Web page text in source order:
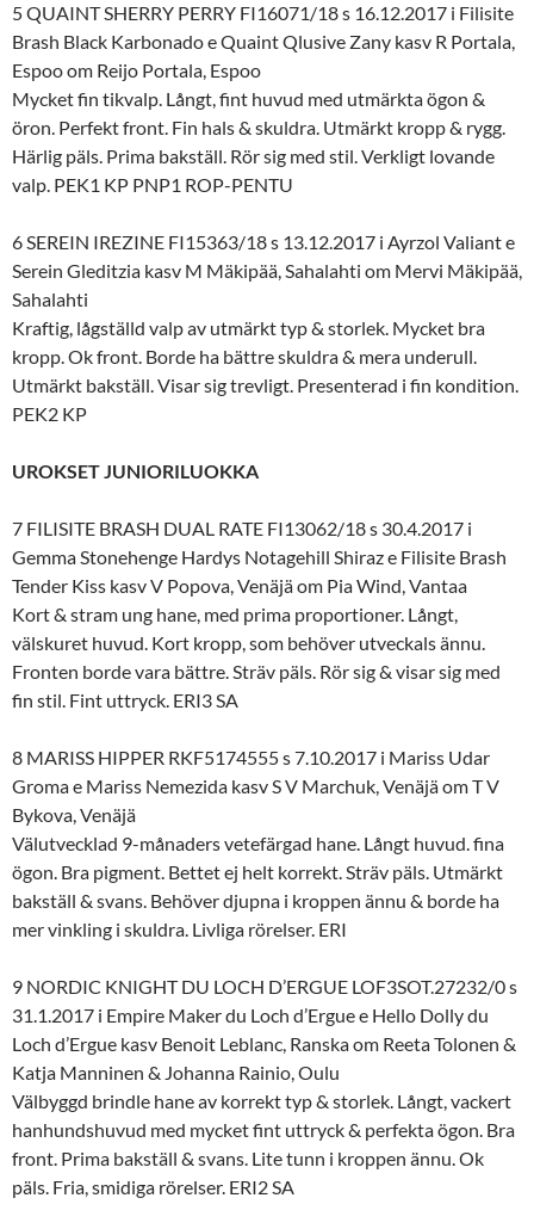
5 QUAINT SHERRY PERRY FI16071/18 s 16.12.2017 i Filisite
Brash Black Karbonado e Quaint Qlusive Zany kasv R Portala,
Espoo om Reijo Portala, Espoo
Mycket fin tikvalp. Långt, fint huvud med utmärkta ögon &
öron. Perfekt front. Fin hals & skuldra. Utmärkt kropp & rygg.
Härlig päls. Prima bakställ. Rör sig med stil. Verkligt lovande
valp. PEK1 KP PNP1 ROP-PENTU
6 SEREIN IREZINE FI15363/18 s 13.12.2017 i Ayrzol Valiant e
Serein Gleditzia kasv M Mäkipää, Sahalahti om Mervi Mäkipää,
Sahalahti
Kraftig, lågställd valp av utmärkt typ & storlek. Mycket bra
kropp. Ok front. Borde ha bättre skuldra & mera underull.
Utmärkt bakställ. Visar sig trevligt. Presenterad i fin kondition.
PEK2 KP
UROKSET JUNIORILUOKKA
7 FILISITE BRASH DUAL RATE FI13062/18 s 30.4.2017 i
Gemma Stonehenge Hardys Notagehill Shiraz e Filisite Brash
Tender Kiss kasv V Popova, Venäjä om Pia Wind, Vantaa
Kort & stram ung hane, med prima proportioner. Långt,
välskuret huvud. Kort kropp, som behöver utveckals ännu.
Fronten borde vara bättre. Sträv päls. Rör sig & visar sig med
fin stil. Fint uttryck. ERI3 SA
8 MARISS HIPPER RKF5174555 s 7.10.2017 i Mariss Udar
Groma e Mariss Nemezida kasv S V Marchuk, Venäjä om T V
Bykova, Venäjä
Välutvecklad 9-månaders vetefärgad hane. Långt huvud. fina
ögon. Bra pigment. Bettet ej helt korrekt. Sträv päls. Utmärkt
bakställ & svans. Behöver djupna i kroppen ännu & borde ha
mer vinkling i skuldra. Livliga rörelser. ERI
9 NORDIC KNIGHT DU LOCH D’ERGUE LOF3SOT.27232/0 s
31.1.2017 i Empire Maker du Loch d’Ergue e Hello Dolly du
Loch d’Ergue kasv Benoit Leblanc, Ranska om Reeta Tolonen &
Katja Manninen & Johanna Rainio, Oulu
Välbyggd brindle hane av korrekt typ & storlek. Långt, vackert
hanhundshuvud med mycket fint uttryck & perfekta ögon. Bra
front. Prima bakställ & svans. Lite tunn i kroppen ännu. Ok
päls. Fria, smidiga rörelser. ERI2 SA